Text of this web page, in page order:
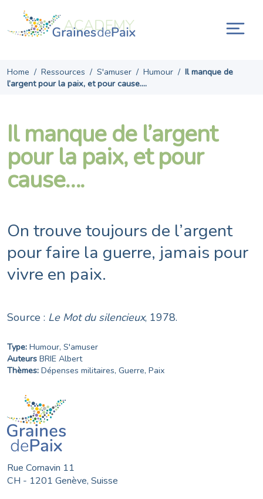
content
Home / Ressources / S'amuser / Humour / Il manque de
l’argent pour la paix, et pour cause….
Il manque de l’argent
pour la paix, et pour
cause….
On trouve toujours de l’argent
pour faire la guerre, jamais pour
vivre en paix.
Source : Le Mot du silencieux, 1978.
Type: Humour, S'amuser
Auteurs BRIE Albert
Thèmes: Dépenses militaires, Guerre, Paix
Rue Cornavin 11
CH - 1201 Genève, Suisse